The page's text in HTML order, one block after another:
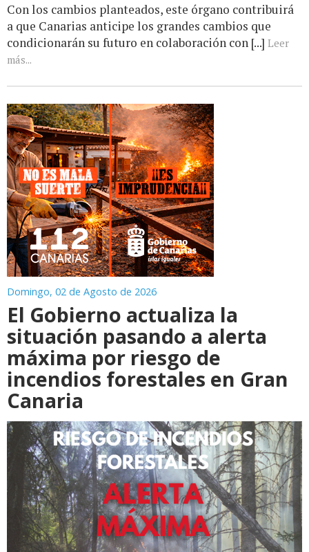
Con los cambios planteados, este órgano contribuirá
a que Canarias anticipe los grandes cambios que
condicionarán su futuro en colaboración con [...] Leer
más...
Domingo, 02 de Agosto de 2026
El Gobierno actualiza la
situación pasando a alerta
máxima por riesgo de
incendios forestales en Gran
Canaria